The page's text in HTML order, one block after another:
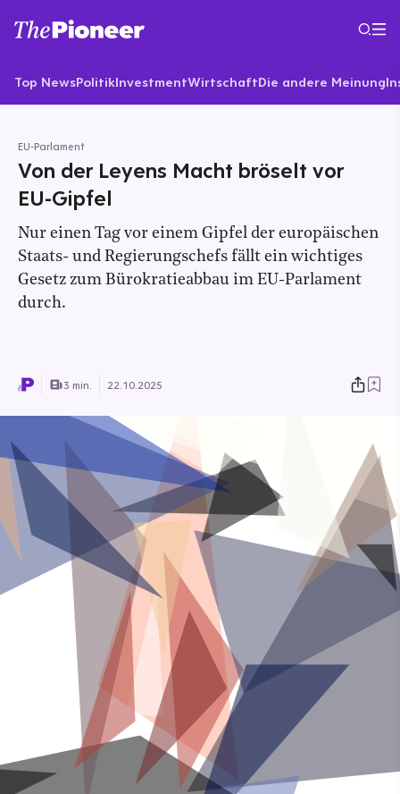
Top NewsPolitikInvestmentWirtschaftDie andere Meinung
EU-Parlament
Von der Leyens Macht bröselt vor
EU-Gipfel
Nur einen Tag vor einem Gipfel der europäischen
Staats- und Regierungschefs fällt ein wichtiges
Gesetz zum Bürokratieabbau im EU-Parlament
durch.
3 min. 22.10.2025